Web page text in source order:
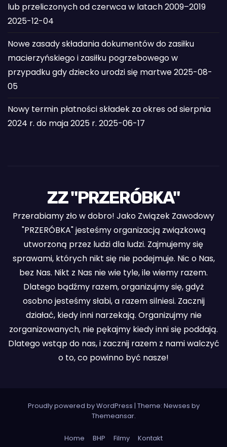
lub przeliczonych od czerwca w latach 2009–2019
2025-12-04
Nowe zasady składania dokumentów do zasiłku
macierzyńskiego i zasiłku pogrzebowego w
przypadku gdy dziecko urodzi się martwe2025-08-
05
Nowy termin płatności składek za okres od sierpnia
2024 r. do maja 2025 r. 2025-06-17
ZZ "PRZERÓBKA"
Przerabiamy zło w dobro! Jako Związek Zawodowy
"PRZERÓBKA" jesteśmy organizacją związkową
utworzoną przez ludzi dla ludzi. Zajmujemy się
sprawami, których nikt się nie podejmuje. Nic o Nas,
bez Nas. Nikt z Nas nie wie tyle, ile wiemy razem.
Dlatego bądźmy razem, organizujmy się, gdyż
osobno jesteśmy słabi, a razem silniesi. Zacznij
działać, kiedy inni narzekają. Organizujmy nie
zorganizowanych, nie pękajmy kiedy inni się poddają.
Dlatego wstąp do nas, i zacznij razem z nami walczyć
o to, co powinno być nasze!
Proudly powered by WordPress | Theme: Newses by
Themeansar.
Home BHP Filmy Kontakt